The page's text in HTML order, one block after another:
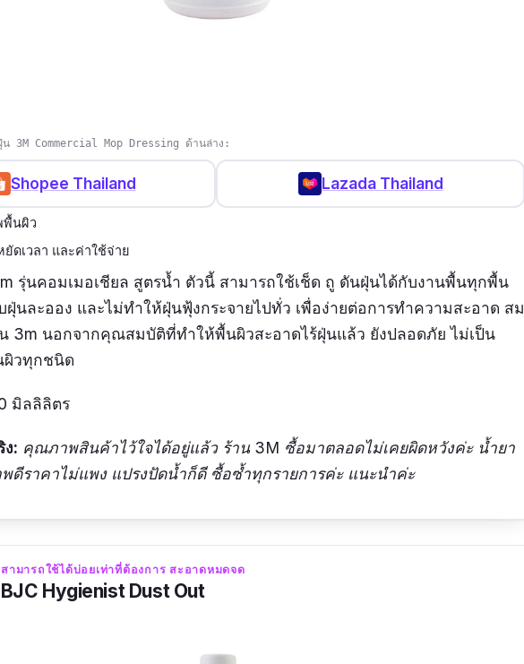
น 3M Commercial Mop Dressing ด้านล่าง:
Shopee Thailand Lazada Thailand
พื้นผิว
ดเวลา และค่าใช้จ่าย
รุ่นคอมเมอเชียล สูตรน้ำ ตัวนี้ สามารถใช้เช็ด ถู ดันฝุ่นได้กับงานพื้นทุกพื้น
ฝุ่นละออง และไม่ทำให้ฝุ่นฟุ้งกระจายไปทั่ว เพื่อง่ายต่อการทำความสะอาด สม
3m นอกจากคุณสมบัติที่ทำให้พื้นผิวสะอาดไร้ฝุ่นแล้ว ยังปลอดภัย ไม่เป็น
ผิวทุกชนิด
มิลลิลิตร
ง: คุณภาพสินค้าไว้ใจได้อยู่แล้ว ร้าน 3M ซื้อมาตลอดไม่เคยผิดหวังค่ะ น้ำยา
ราคาไม่แพง แปรงปัดน้ำก็ดี ซื้อซ้ำทุกรายการค่ะ แนะนำค่ะ
ามารถใช้ได้บ่อยเท่าที่ต้องการ สะอาดหมดจด
Hygienist Dust Out